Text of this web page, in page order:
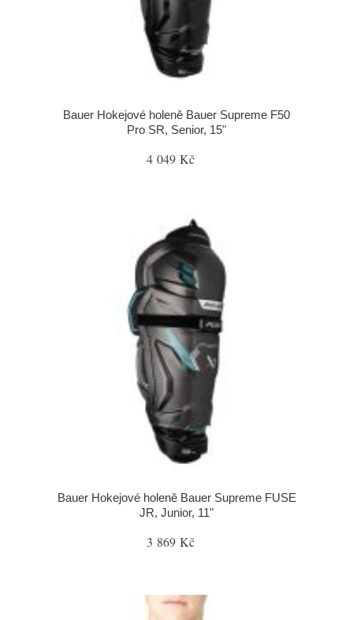
Bauer Hokejové holeně Bauer Supreme F50
Pro SR, Senior, 15"
4 049 Kč
Bauer Hokejové holeně Bauer Supreme FUSE
JR, Junior, 11"
3 869 Kč